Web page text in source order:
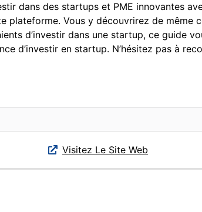
dans des startups et PME innovantes
Vous y découvrirez de même
d’investir dans une startup, ce guide
d’investir en startup. N’hésitez pas à
Visitez Le Site Web